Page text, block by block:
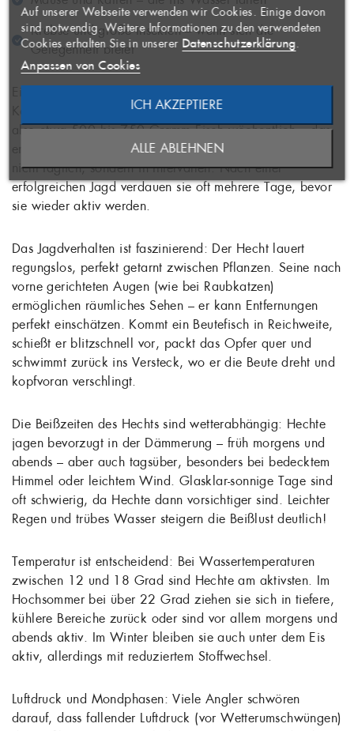
Krebse und große Insekten – wenn sich die
Gelegenheit bietet
Körpergewichts pro Woche. Ein 5-Kilo-Hecht verzehrt
also etwa 500 bis 750 Gramm Fisch wöchentlich – das
entspricht mehreren großen Mahlzeiten. Hechte fressen
nicht täglich, sondern in Intervallen: Nach einer
erfolgreichen Jagd verdauen sie oft mehrere Tage, bevor
sie wieder aktiv werden.
Das Jagdverhalten ist faszinierend: Der Hecht lauert
regungslos, perfekt getarnt zwischen Pflanzen. Seine nach
vorne gerichteten Augen (wie bei Raubkatzen)
ermöglichen räumliches Sehen – er kann Entfernungen
perfekt einschätzen. Kommt ein Beutefisch in Reichweite,
schießt er blitzschnell vor, packt das Opfer quer und
schwimmt zurück ins Versteck, wo er die Beute dreht und
kopfvoran verschlingt.
Die Beißzeiten des Hechts sind wetterabhängig: Hechte
jagen bevorzugt in der Dämmerung – früh morgens und
abends – aber auch tagsüber, besonders bei bedecktem
Himmel oder leichtem Wind. Glasklar-sonnige Tage sind
oft schwierig, da Hechte dann vorsichtiger sind. Leichter
Regen und trübes Wasser steigern die Beißlust deutlich!
Temperatur ist entscheidend: Bei Wassertemperaturen
zwischen 12 und 18 Grad sind Hechte am aktivsten. Im
Hochsommer bei über 22 Grad ziehen sie sich in tiefere,
kühlere Bereiche zurück oder sind vor allem morgens und
abends aktiv. Im Winter bleiben sie auch unter dem Eis
aktiv, allerdings mit reduziertem Stoffwechsel.
Luftdruck und Mondphasen: Viele Angler schwören
darauf, dass fallender Luftdruck (vor Wetterumschwüngen)
AUF MEINE
WUNSCHLISTE
×
((confirmMessage))
Name der Wunschliste
ABBRECHEN
WUNSCHLISTE ERSTELLEN
Sie müssen angemeldet sein, um
Artikel Ihrer Wunschliste
hinzufügen zu können.
ABBRECHEN
ANMELDEN
Auf unserer Webseite verwenden wir Cookies. Einige davon
sind notwendig. Weitere Informationen zu den verwendeten
Cookies erhalten Sie in unserer Datenschutzerklärung
Anpassen von Cookies
ALLE ABLEHNEN
ICH AKZEPTIERE